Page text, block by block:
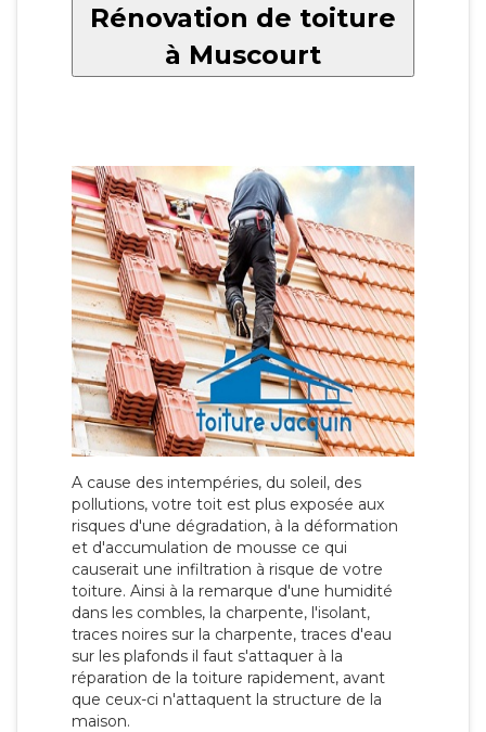
Rénovation de toiture
à Muscourt
A cause des intempéries, du soleil, des
pollutions, votre toit est plus exposée aux
risques d'une dégradation, à la déformation
et d'accumulation de mousse ce qui
causerait une infiltration à risque de votre
toiture. Ainsi à la remarque d'une humidité
dans les combles, la charpente, l'isolant,
traces noires sur la charpente, traces d'eau
sur les plafonds il faut s'attaquer à la
réparation de la toiture rapidement, avant
que ceux-ci n'attaquent la structure de la
maison.